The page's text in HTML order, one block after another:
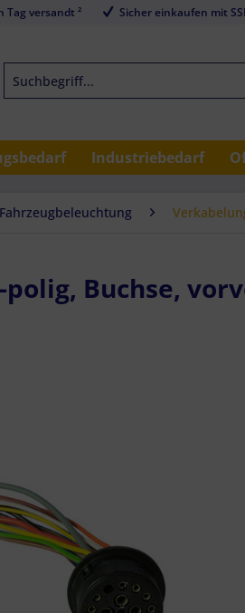
Tag versandt ² Sicher einkaufen mit
Industriebedarf
polig, Buchse,